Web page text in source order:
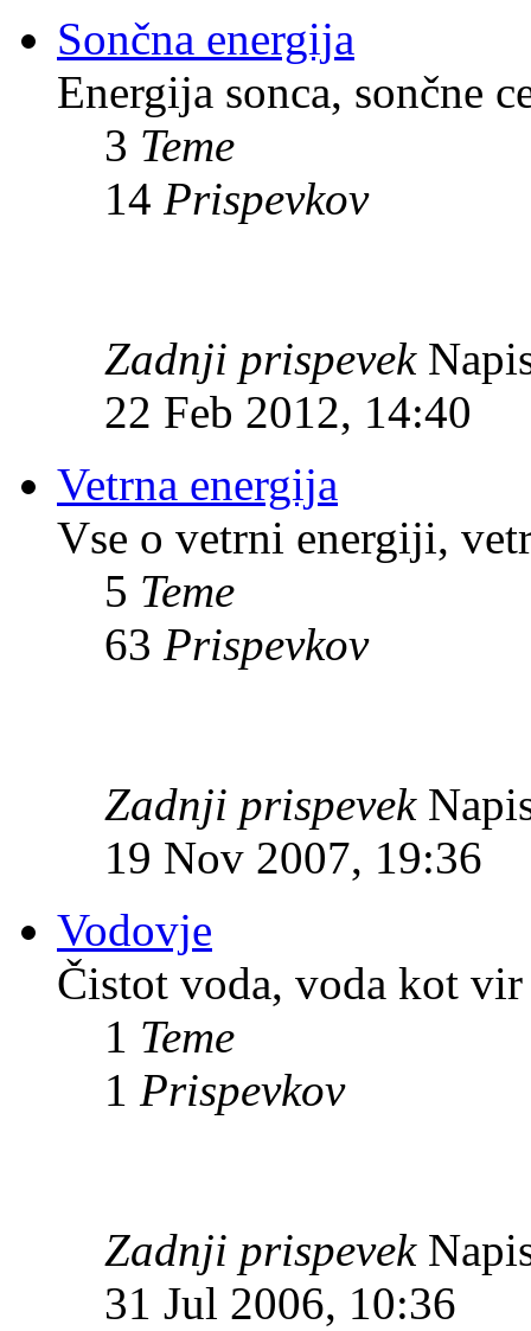
Sončna energija
Energija sonca, sončne
3 Teme
14 Prispevkov
Zadnji prispevek
22 Feb 2012, 14:40
Vetrna energija
Vse o vetrni energiji,
5 Teme
63 Prispevkov
Zadnji prispevek
19 Nov 2007, 19:36
Vodovje
Čistot voda, voda kot
1 Teme
1 Prispevkov
Zadnji prispevek
31 Jul 2006, 10:36